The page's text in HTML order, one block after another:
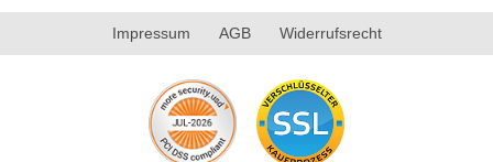
Impressum AGB Widerrufsrecht